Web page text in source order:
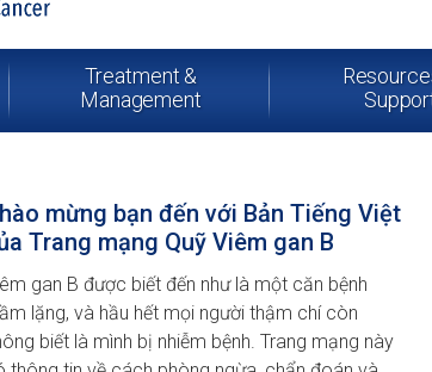
Treatment &
Management
mừng bạn đến với Bản Tiếng Việt
Trang mạng Quỹ Viêm gan B
gan B được biết đến như là một căn bệnh
lặng, và hầu hết mọi người thậm chí còn
biết là mình bị nhiễm bệnh. Trang mạng này